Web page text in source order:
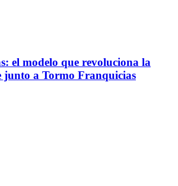
el modelo que revoluciona la
junto a Tormo Franquicias